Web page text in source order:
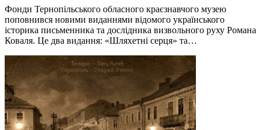
Фонди Тернопільського обласного краєзнавчого музею
поповнився новими виданнями відомого українського
історика письменника та дослідника визвольного руху Романа
Коваля. Це два видання: «Шляхетні серця» та…